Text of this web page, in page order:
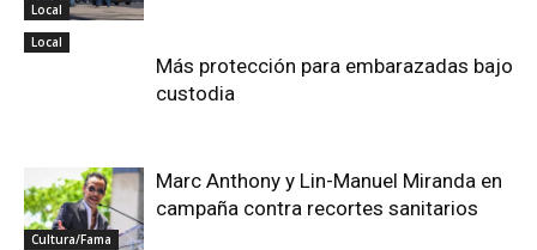
Local
Local
Más protección para embarazadas bajo
custodia
Cultura/Fama
Marc Anthony y Lin-Manuel Miranda en
campaña contra recortes sanitarios